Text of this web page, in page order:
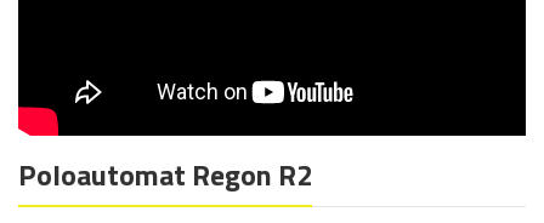
Poloautomat Regon R2